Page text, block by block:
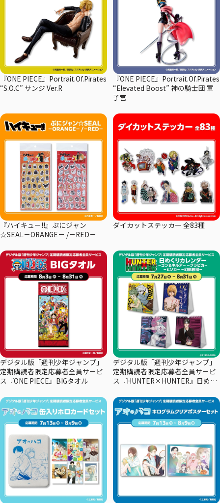
『ONE PIECE』Portrait.Of.Pirates
“S.O.C” サンジ Ver.R
『ONE PIECE』Portrait.Of.Pirates
“Elevated Boost” 神の騎士団 軍
子宮
『ハイキュー!!』ぷにジャン
☆SEAL－ORANGE－ /－RED－
ダイカットステッカー 全83種
デジタル版「週刊少年ジャンプ」
定期購読者限定応募者全員サービ
ス『ONE PIECE』BIGタオル
デジタル版「週刊少年ジャンプ」
定期購読者限定応募者全員サービ
ス『HUNTER×HUNTER』日めく